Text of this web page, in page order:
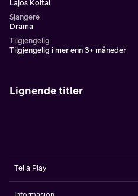
Lajos Koltai
Sjangere
Drama
Tilgjengelig
Tilgjengelig i mer enn 3+ måneder
Lignende titler
Telia Play